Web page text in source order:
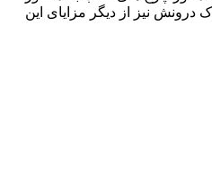
نیز از دیگر مزایای این